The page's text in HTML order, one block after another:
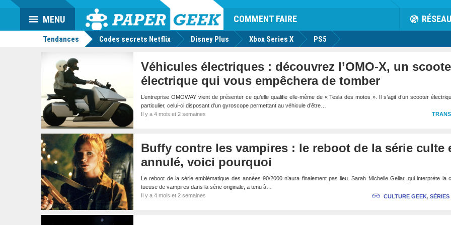
Actu
geek
COMMENT FAIRE RÉSEAU
MENU
Tendances Codes secrets Netflix Disney Plus Xbox Series X PS5
Véhicules électriques : découvrez l’OMO-X, un
électrique qui vous empêchera de tomber
L’entreprise OMOWAY vient de présenter ce qu’elle qualifie elle-même de « Tesla des motos ». Il s’agit d’un scooter
particulier, celui-ci disposant d’un gyroscope permettant au véhicule d’être…
Il y a 4 mois et 2 semaines
Buffy contre les vampires : le reboot de la série culte
annulé, voici pourquoi
Le reboot de la série emblématique des années 90/2000 n’aura finalement pas lieu. Sarah Michelle Gellar, qui interprète la
tueuse de vampires dans la série originale, a tenu à…
Il y a 4 mois et 2 semaines
CULTURE GEEK, SÉRIES
Dark
Mode